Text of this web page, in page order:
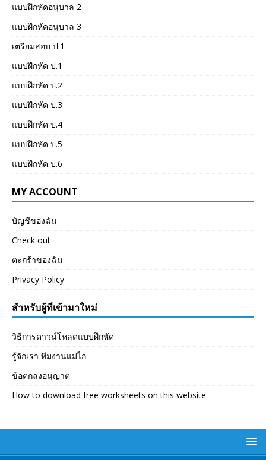
แบบฝึกหัดอนุบาล 2
แบบฝึกหัดอนุบาล 3
เตรียมสอบ ป.1
แบบฝึกหัด ป.1
แบบฝึกหัด ป.2
แบบฝึกหัด ป.3
แบบฝึกหัด ป.4
แบบฝึกหัด ป.5
แบบฝึกหัด ป.6
MY ACCOUNT
บัญชีของฉัน
Check out
ตะกร้าของฉัน
Privacy Policy
สำหรับผู้ที่เข้ามาใหม่
วิธีการดาวน์โหลดแบบฝึกหัด
รู้จักเรา ทีมงานแม่ไก่
ข้อตกลงอนุญาต
How to download free worksheets on this website